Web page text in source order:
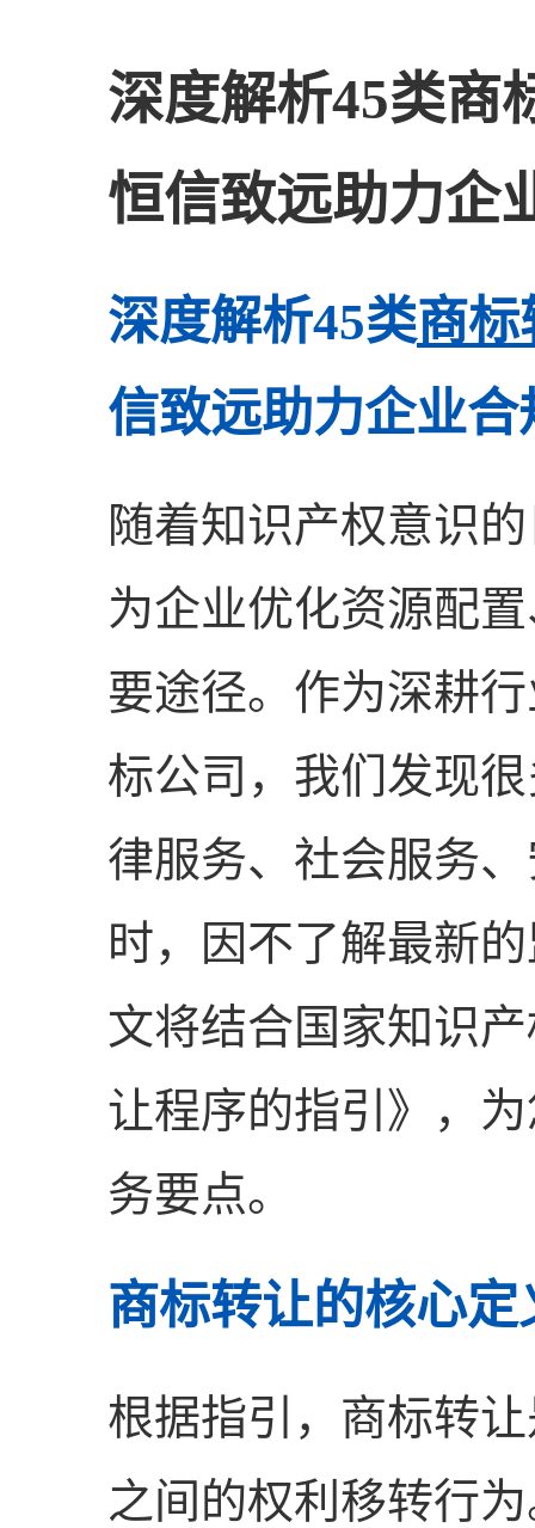
深度解析45类商
恒信致远助力企
深度解析45类商标
信致远助力企业合
随着知识产权意识
为企业优化资源配
要途径。作为深耕
标公司，我们发现
律服务、社会服务
时，因不了解最新
文将结合国家知识
让程序的指引》，
务要点。
商标转让的核心
根据指引，商标转
之间的权利移转行